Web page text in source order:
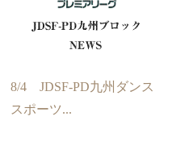
8/4 JDSF-PD九州ダンス
スポーツ...